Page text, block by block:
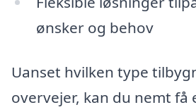
ønsker og behov
Uanset hvilken type
overvejer, kan du nemt